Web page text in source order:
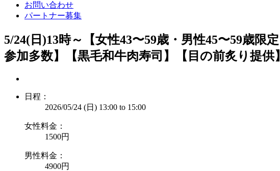
お問い合わせ
パートナー募集
5/24(日)13時～【女性43〜59歳・男性45〜59歳
参加多数】【黒毛和牛肉寿司】【目の前炙り提
日程：
2026/05/24 (日) 13:00 to 15:00
女性料金：
1500円
男性料金：
4900円